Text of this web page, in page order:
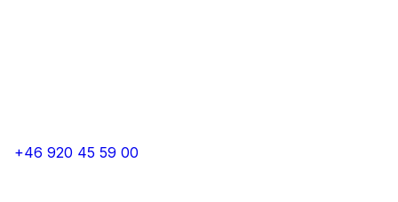
+46 920 45 59 00